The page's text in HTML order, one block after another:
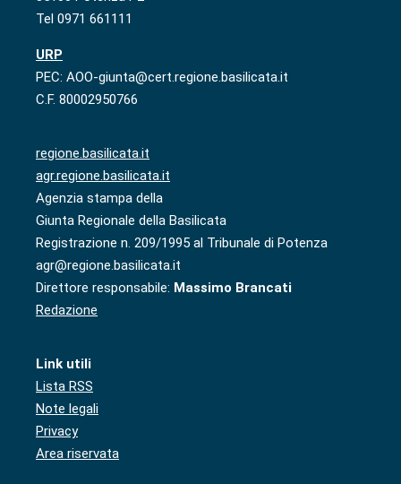
Tel 0971 661111
URP
PEC: AOO-giunta@cert.regione.basilicata.it
C.F. 80002950766
regione.basilicata.it
agr.regione.basilicata.it
Agenzia stampa della
Giunta Regionale della Basilicata
Registrazione n. 209/1995 al Tribunale di Potenza
agr@regione.basilicata.it
Direttore responsabile: Massimo Brancati
Redazione
Link utili
Lista RSS
Note legali
Privacy
Area riservata